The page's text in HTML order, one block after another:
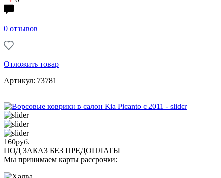
0 отзывов
Отложить товар
Артикул: 73781
160руб.
ПОД ЗАКАЗ БЕЗ ПРЕДОПЛАТЫ
Мы принимаем карты рассрочки: